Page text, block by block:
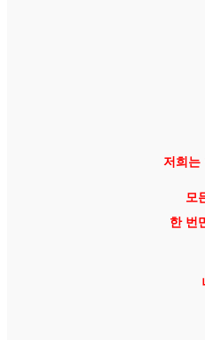
저희는
모
한 번